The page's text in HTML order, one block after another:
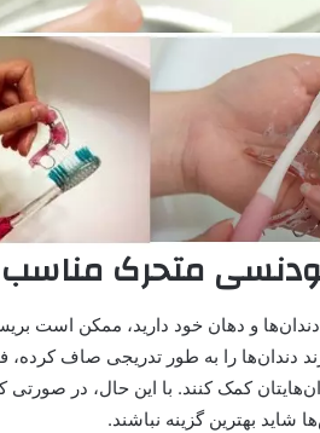
متحرک
و دهان خود دارید، ممکن است
دندان‌ها را به طور تدریجی صاف کرده،
کمک کنند. با این حال، در صورتی
شاید بهترین گزینه نباشند.